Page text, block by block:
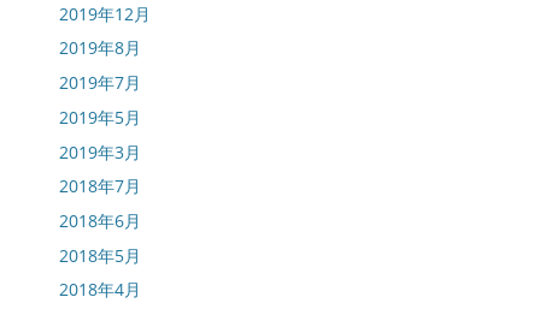
2019年12月
2019年8月
2019年7月
2019年5月
2019年3月
2018年7月
2018年6月
2018年5月
2018年4月